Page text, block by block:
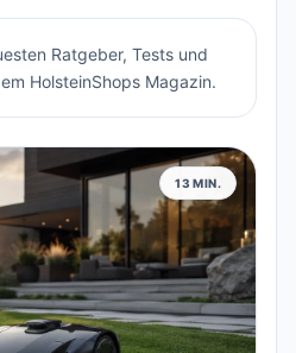
Ratgeber, Tests und
HolsteinShops Magazin.
13 MIN.